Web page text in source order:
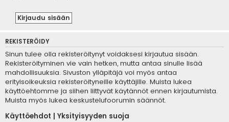
REKISTERÖIDY
Sinun tulee olla rekisteröitynyt voidaksesi kirjautua sisään.
Rekisteröityminen vie vain hetken, mutta antaa sinulle lisää
mahdollisuuksia. Sivuston ylläpitäjä voi myös antaa
erityisoikeuksia rekisteröityneille käyttäjille. Muista lukea
käyttöehtomme ja siihen liittyvät käytännöt ennen kirjautumista.
Muista myös lukea keskustelufoorumin säännöt.
Käyttöehdot
Yksityisyyden suoja